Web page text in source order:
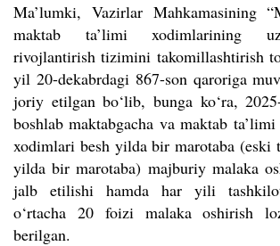
Ma’lumki, Vazirlar Mahkamasining
maktab ta’limi xodimlarining
rivojlantirish tizimini takomillashtirish
yil 20-dekabrdagi 867-son qaroriga
joriy etilgan bo‘lib, bunga ko‘ra,
boshlab maktabgacha va maktab
xodimlari besh yilda bir marotaba (eski
yilda bir marotaba) majburiy malaka
jalb etilishi hamda har yili
o‘rtacha 20 foizi malaka oshirish
berilgan.